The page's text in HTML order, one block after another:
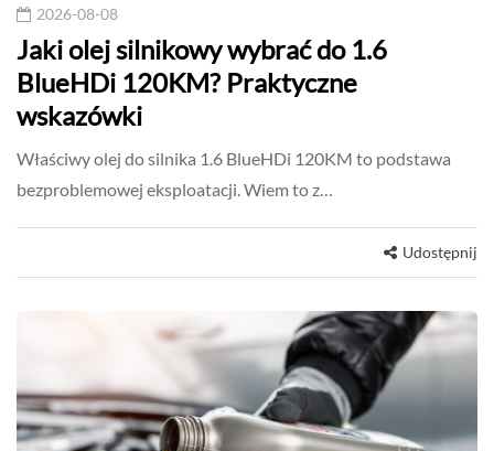
2026-08-08
Jaki olej silnikowy wybrać do 1.6
BlueHDi 120KM? Praktyczne
wskazówki
Właściwy olej do silnika 1.6 BlueHDi 120KM to podstawa
bezproblemowej eksploatacji. Wiem to z…
Udostępnij